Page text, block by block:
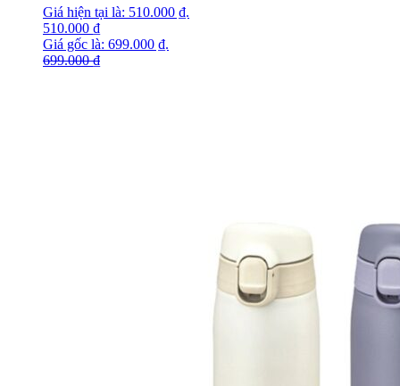
699.000₫
Giá gốc là: 699.000 ₫.
510.000 ₫
Giá hiện tại là: 510.000 ₫.